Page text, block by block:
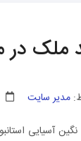
ملک در
مدیر سایت
نگین آسیایی